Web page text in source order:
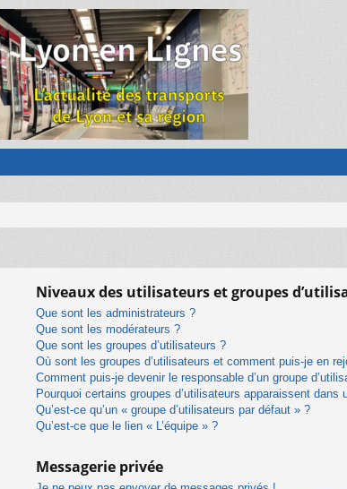
Niveaux des utilisateurs et groupes
Que sont les administrateurs ?
Que sont les modérateurs ?
Que sont les groupes d’utilisateurs ?
Où sont les groupes d’utilisateurs et comment puis-je en
Comment puis-je devenir le responsable d’un groupe
Pourquoi certains groupes d’utilisateurs apparaissent dans
Qu’est-ce qu’un « groupe d’utilisateurs par défaut » ?
Qu’est-ce que le lien « L’équipe » ?
Messagerie privée